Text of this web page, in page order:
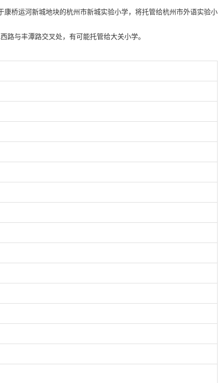
桥运河新城地块的杭州市新城实验小学，将托管给杭州市外语实验小
路与丰潭路交叉处，有可能托管给大关小学。